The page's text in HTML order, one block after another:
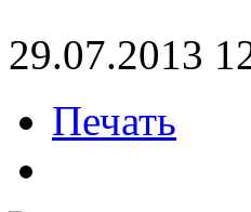
29.07.2013
Печать